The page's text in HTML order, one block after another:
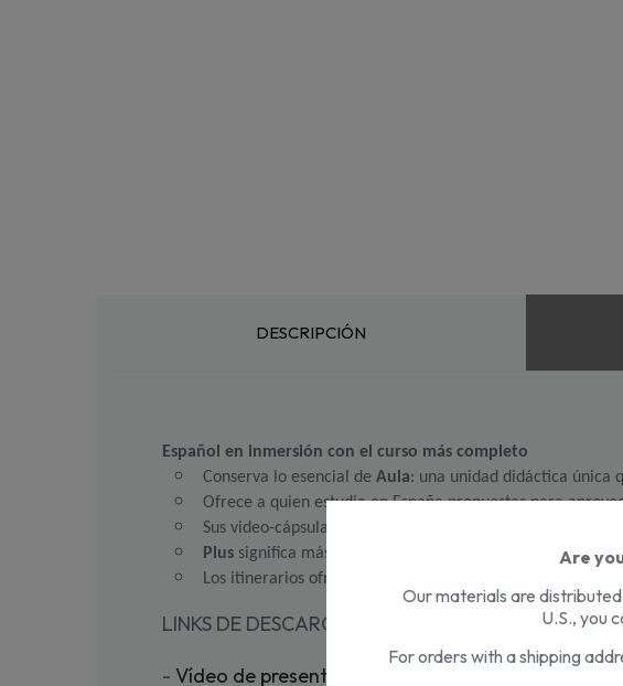
DESCRIPCIÓN
Español en inmersión con el curso más completo
Conserva lo esencial de Aula: una unidad didáctica única
Ofrece a quien estudia en España propuestas para
Sus video-cápsulas de fonética permiten trabajar la
Plus significa más: más actividades de reflexión
Los itinerarios ofrecidos en la Edición Anotada para
LINKS DE DESCARGA DE RECURSOS ASOCIADOS:
- Vídeo de presentación
Are
Our materials are
U.S., you
For orders with a shipping